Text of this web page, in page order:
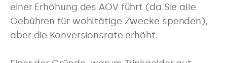
einer Erhöhung des AOV führt (da Sie alle
Gebühren für wohltätige Zwecke spenden),
aber die Konversionsrate erhöht.